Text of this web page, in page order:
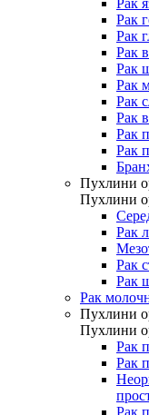
Рак
Рак
Рак
Рак
Рак
Рак
Рак
Рак
Рак
Рак
Пухлини
Пухлини
Рак
Рак
Рак
Рак
Пухлини
Пухлини
Рак
Рак
Рак